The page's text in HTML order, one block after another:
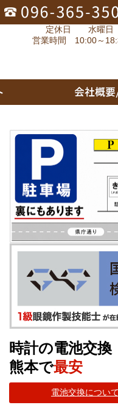
定休日 水曜日
営業時間 10:00～
時計の電池交換
熊本で最安
電池交換について